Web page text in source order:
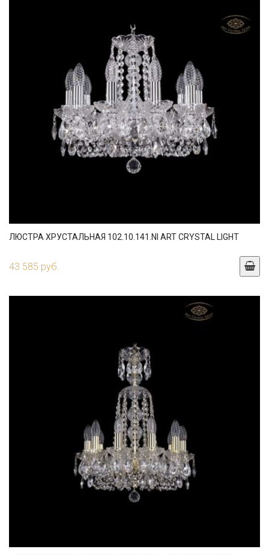
ЛЮСТРА ХРУСТАЛЬНАЯ 102.10.141.NI ART CRYSTAL LIGHT
43 585 руб.